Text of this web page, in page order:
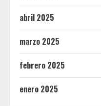
abril 2025
marzo 2025
febrero 2025
enero 2025